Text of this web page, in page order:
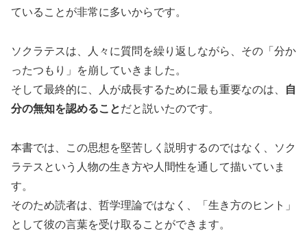
ていることが非常に多いからです。
ソクラテスは、人々に質問を繰り返しながら、その「分か
ったつもり」を崩していきました。
そして最終的に、人が成長するために最も重要なのは、
自
分の無知を認めることだと説いたのです。
本書では、この思想を堅苦しく説明するのではなく、ソク
ラテスという人物の生き方や人間性を通して描いていま
す。
そのため読者は、哲学理論ではなく、「生き方のヒント」
として彼の言葉を受け取ることができます。